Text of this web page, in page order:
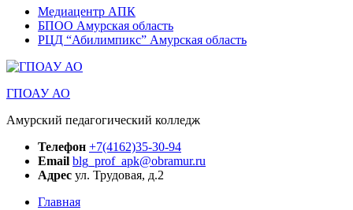
Медиацентр АПК
БПОО Амурская область
РЦД “Абилимпикс” Амурская область
ГПОАУ АО
Амурский педагогический колледж
Телефон +7(4162)35-30-94
Email blg_prof_apk@obramur.ru
Адрес ул. Трудовая, д.2
Главная